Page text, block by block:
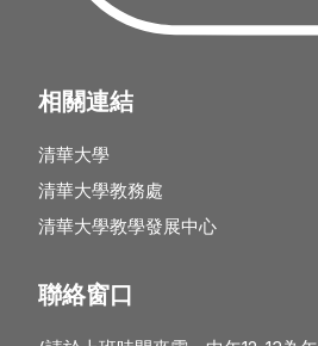
相關連結
清華大學
清華大學教務處
清華大學教學發展中心
聯絡窗口